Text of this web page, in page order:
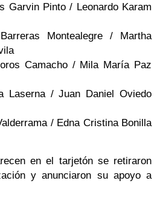
Garvin Pinto / Leonardo Karam
Montealegre / Martha
Camacho / Mila María Paz
Laserna / Juan Daniel Oviedo
/ Edna Cristina Bonilla
en el tarjetón se retiraron
y anunciaron su apoyo a